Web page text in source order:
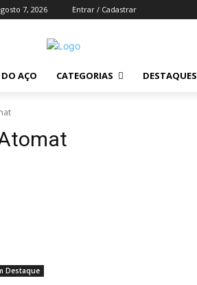
7, 2026 Entrar / Cadastrar
AÇO CATEGORIAS DESTAQUES
Destaque